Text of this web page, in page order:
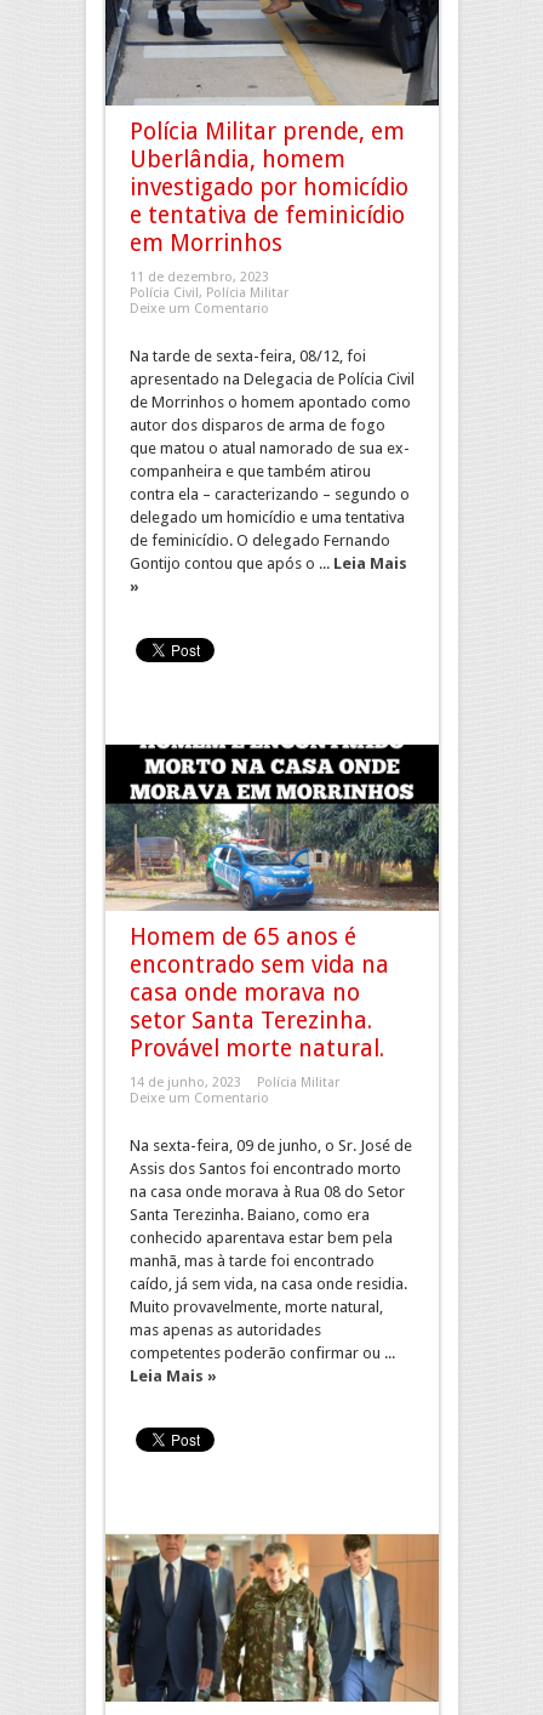
Polícia Militar prende, em
Uberlândia, homem
investigado por homicídio
e tentativa de feminicídio
em Morrinhos
11 de dezembro, 2023
Polícia Civil, Polícia Militar
Deixe um Comentario
Na tarde de sexta-feira, 08/12, foi
apresentado na Delegacia de Polícia Civil
de Morrinhos o homem apontado como
autor dos disparos de arma de fogo
que matou o atual namorado de sua ex-
companheira e que também atirou
contra ela – caracterizando – segundo o
delegado um homicídio e uma tentativa
de feminicídio. O delegado Fernando
Gontijo contou que após o ... Leia Mais
»
Homem de 65 anos é
encontrado sem vida na
casa onde morava no
setor Santa Terezinha.
Provável morte natural.
14 de junho, 2023
Polícia Militar
Deixe um Comentario
Na sexta-feira, 09 de junho, o Sr. José de
Assis dos Santos foi encontrado morto
na casa onde morava à Rua 08 do Setor
Santa Terezinha. Baiano, como era
conhecido aparentava estar bem pela
manhã, mas à tarde foi encontrado
caído, já sem vida, na casa onde residia.
Muito provavelmente, morte natural,
mas apenas as autoridades
competentes poderão confirmar ou ...
Leia Mais »